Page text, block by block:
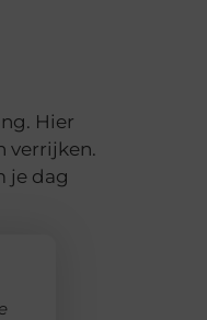
Hier
verrijken.
je dag